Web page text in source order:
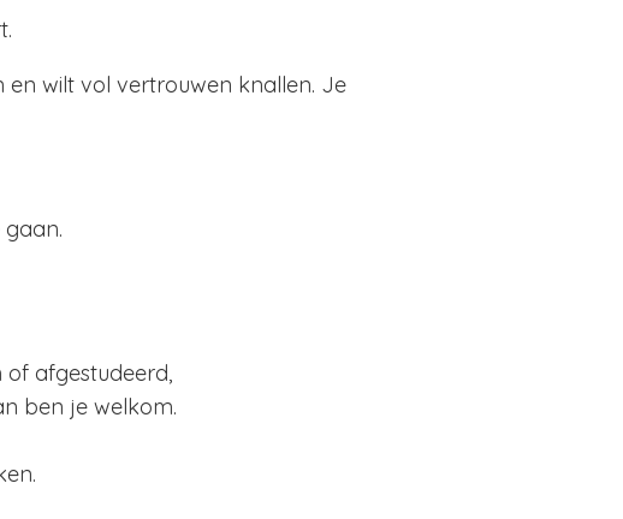
wilt vol vertrouwen knallen. Je
afgestudeerd,
ben je welkom.